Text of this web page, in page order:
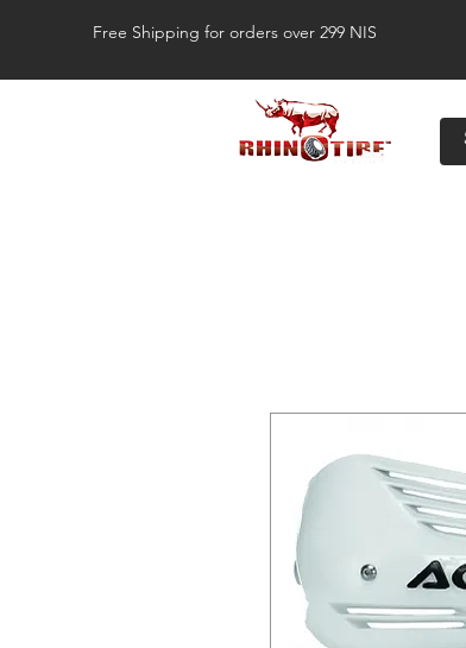
Free Shipping for orders over 299 NIS